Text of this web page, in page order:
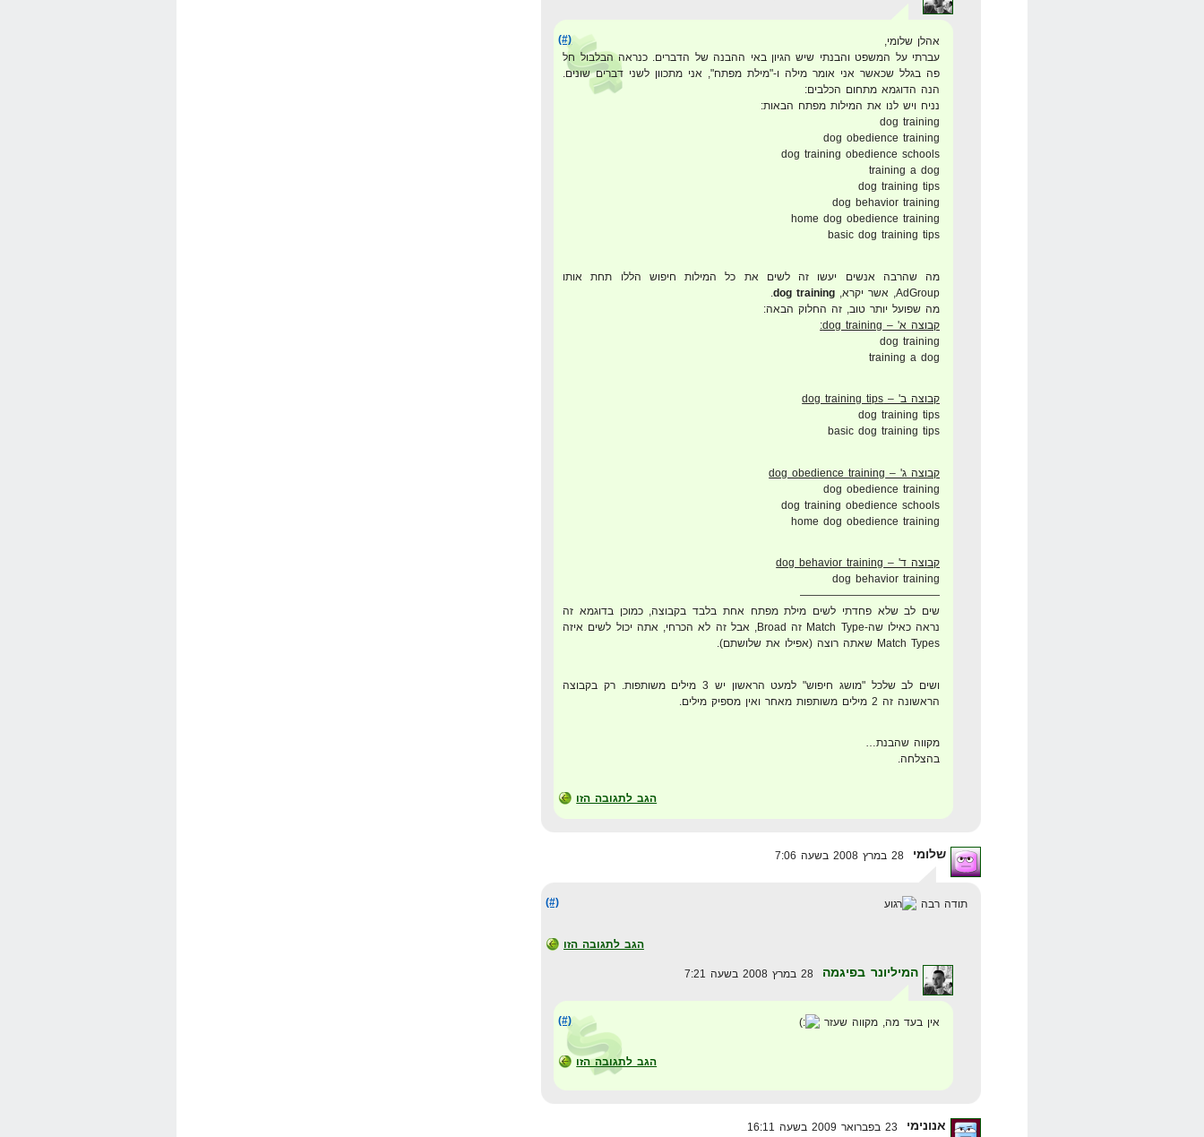
(#)
אהלן שלומי,
עברתי על המשפט והבנתי שיש הגיון באי ההבנה של הדברים. כנראה הבלבול חל
פה בגלל שכאשר אני אומר מילה ו-"מילת מפתח", אני מתכוון לשני דברים שונים.
הנה הדוגמא מתחום הכלבים:
נניח ויש לנו את המילות מפתח הבאות:
dog training
dog obedience training
dog training obedience schools
training a dog
dog training tips
dog behavior training
home dog obedience training
basic dog training tips
מה שהרבה אנשים יעשו זה לשים את כל המילות חיפוש הללו תחת אותו
AdGroup, אשר יקרא,
dog training
.
מה שפועל יותר טוב, זה החלוק הבאה:
קבוצה א' – dog training:
dog training
training a dog
קבוצה ב' – dog training tips
dog training tips
basic dog training tips
קבוצה ג' – dog obedience training
dog obedience training
dog training obedience schools
home dog obedience training
קבוצה ד' – dog behavior training
dog behavior training
—————————————
שים לב שלא פחדתי לשים מילת מפתח אחת בלבד בקבוצה, כמוכן בדוגמא זה
נראה כאילו שה-Match Type זה Broad, אבל זה לא הכרחי, אתה יכול לשים איזה
Match Types שאתה רוצה (אפילו את שלושתם).
ושים לב שלכל "מושג חיפוש" למעט הראשון יש 3 מילים משותפות. רק בקבוצה
הראשונה זה 2 מילים משותפות מאחר ואין מספיק מילים.
מקווה שהבנת…
בהצלחה.
הגב לתגובה הזו
שלומי
(#) תודה רבה
הגב לתגובה הזו
המיליונר בפיגמה
(#) אין בעד מה, מקווה שעזר
הגב לתגובה הזו
אנונימי